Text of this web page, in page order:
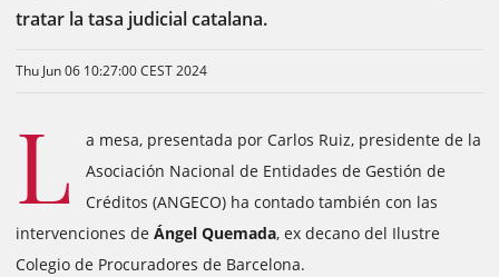
tratar la tasa judicial catalana.
Thu Jun 06 10:27:00 CEST 2024
L
a mesa, presentada por Carlos Ruiz, presidente de la
Asociación Nacional de Entidades de Gestión de
Créditos (ANGECO) ha contado también con las
intervenciones de Ángel Quemada, ex decano del Ilustre
Colegio de Procuradores de Barcelona.